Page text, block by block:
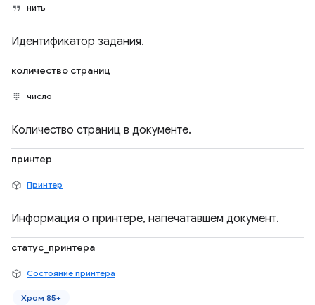
нить
Идентификатор задания.
количество страниц
число
Количество страниц в документе.
принтер
Принтер
Информация о принтере, напечатавшем документ.
статус_принтера
Состояние принтера
Хром 85+